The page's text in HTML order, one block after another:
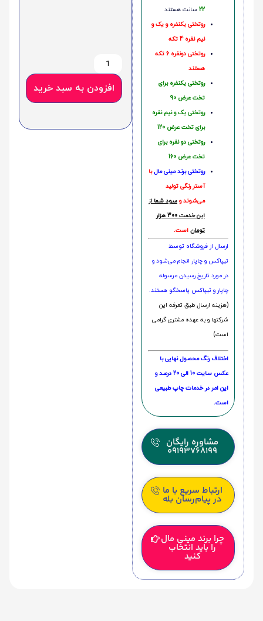
22 سانت هستند
روتختی یکنفره و یک و
نیم نفره 4 تکه
روتختی دونفره 6 تکه
هستند
روتختی یکنفره برای
تخت عرض 90
روتختی یک و نیم نفره
برای تخت عرض 120
روتختی دو نفره برای
تخت عرض 160
روتختی‌ برند مینی مالبا
آستر رنگی تولید
می‌شوند و سود شما از
این خدمت 300 هزار
تومان است.
ارسال از فروشگاه توسط
تیپاکس و چاپار انجام می‌شود و
در مورد تاریخ رسیدن مرسوله
چاپار و تیپاکس پاسخگو هستند.
(هزینه ارسال طبق تعرفه این
شرکتها و به عهده مشتری گرامی
است)
اختلاف رنگ محصول نهایی با
عکس سایت 10 الی 20 درصد و
این امر در خدمات چاپ طبیعی
است.
مشاوره رایگان
09193768199
ارتباط سریع با ما
در پیام‌رسان بله
چرا برند مینی مال
را باید انتخاب
کنید
افزودن به سبد خرید